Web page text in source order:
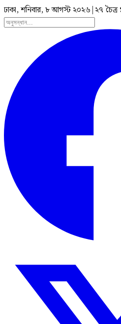
ঢাকা, শনিবার, ৮ আগস্ট ২০২৬ | ২৭